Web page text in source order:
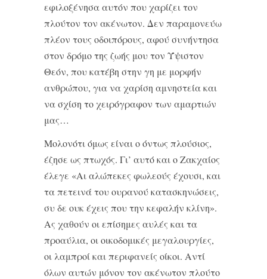
εφιλοξένησα αυτόν που χαρίζει τον
πλούτον τον ακένωτον. Δεν παραμονεύω
πλέον τους οδοιπόρους, αφού συνήντησα
στον δρόμο της ζωής μου τον Ύψιστον
Θεόν, που κατέβη στην γη με μορφήν
ανθρώπου, για να χαρίση αμνηστεία και
να σχίση το χειρόγραφον των αμαρτιών
μας…
Μολονότι όμως είναι ο όντως πλούσιος,
έζησε ως πτωχός. Γι’ αυτό και ο Ζακχαίος
έλεγε «Αι αλώπεκες φωλεούς έχουσι, και
τα πετεινά του ουρανού κατασκηνώσεις,
συ δε ουκ έχεις που την κεφαλήν κλίνη».
Ας χαθούν οι επίσημες αυλές και τα
προαύλια, οι οικοδομικές μεγαλουργίες,
οι λαμπροί και περιφανείς οίκοι. Αντί
όλων αυτών μόνον τον ακένωτον πλούτο